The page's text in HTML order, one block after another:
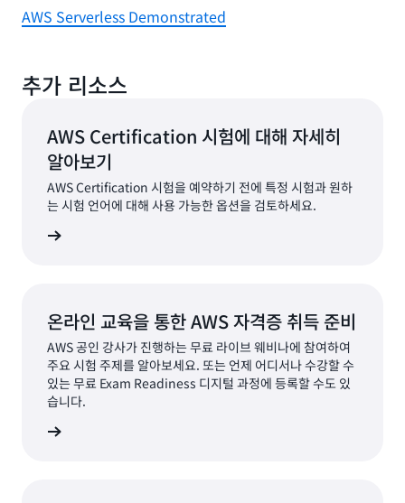
AWS Serverless Demonstrated
추가 리소스
AWS Certification 시험에 대해 자세히
알아보기
AWS Certification 시험을 예약하기 전에 특정 시험과 원하
는 시험 언어에 대해 사용 가능한 옵션을 검토하세요.
온라인 교육을 통한 AWS 자격증 취득 준비
AWS 공인 강사가 진행하는 무료 라이브 웨비나에 참여하여
주요 시험 주제를 알아보세요. 또는 언제 어디서나 수강할 수
있는 무료 Exam Readiness 디지털 과정에 등록할 수도 있
습니다.